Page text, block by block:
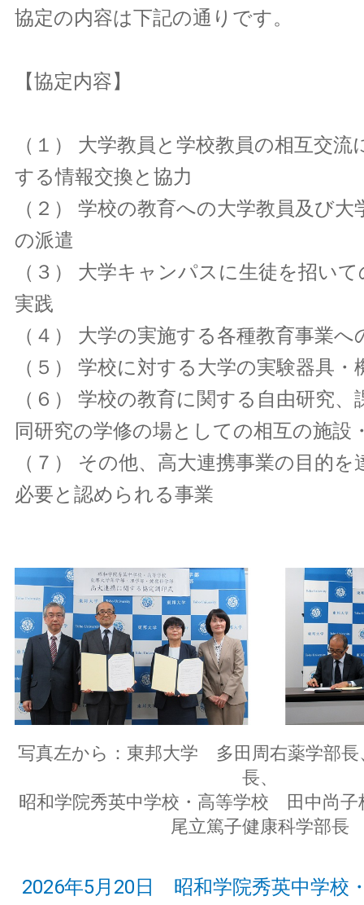
協定の内容は下記の通りです。
【協定内容】
（１） 大学教員と学校教員の相互交
する情報交換と協力
（２） 学校の教育への大学教員及び大
の派遣
（３） 大学キャンパスに生徒を招い
実践
（４） 大学の実施する各種教育事業へ
（５） 学校に対する大学の実験器具・
（６） 学校の教育に関する自由研究
同研究の学修の場としての相互の施設
（７） その他、高大連携事業の目的
必要と認められる事業
写真左から：東邦大学 多田周右薬学部長
長、
昭和学院秀英中学校・高等学校 田中尚
尾立篤子健康科学部長
2026年5月20日 昭和学院秀英中学校